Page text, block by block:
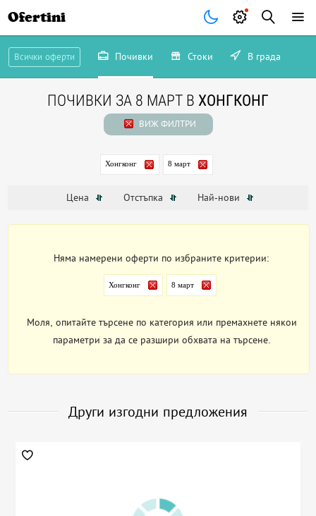
Ofertini
Всички оферти Почивки Стоки В града
ПОЧИВКИ ЗА 8 МАРТ В ХОНГКОНГ
ВИЖ ФИЛТРИ
Хонгконг 8 март
Цена Отстъпка Най-нови
Няма намерени оферти по избраните критерии:
Хонгконг 8 март
Моля, опитайте търсене по категория или премахнете някои
параметри за да се разшири обхвата на търсене.
Други изгодни предложения